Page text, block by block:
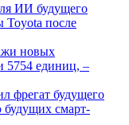
ИИ будущего
Toyota после
новых
5754 единиц, –
фрегат будущего
смарт-